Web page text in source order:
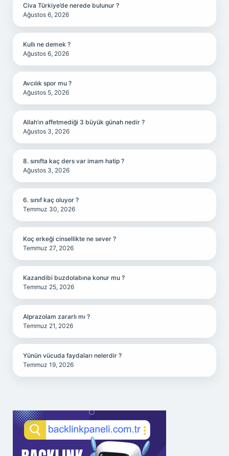
Civa Türkiye’de nerede bulunur ?
Ağustos 6, 2026
Kullı ne demek ?
Ağustos 6, 2026
Avcılık spor mu ?
Ağustos 5, 2026
Allah’ın affetmediği 3 büyük günah nedir ?
Ağustos 3, 2026
8. sınıfta kaç ders var imam hatip ?
Ağustos 3, 2026
6. sınıf kaç oluyor ?
Temmuz 30, 2026
Koç erkeği cinsellikte ne sever ?
Temmuz 27, 2026
Kazandibi buzdolabına konur mu ?
Temmuz 25, 2026
Alprazolam zararlı mı ?
Temmuz 21, 2026
Yünün vücuda faydaları nelerdir ?
Temmuz 19, 2026